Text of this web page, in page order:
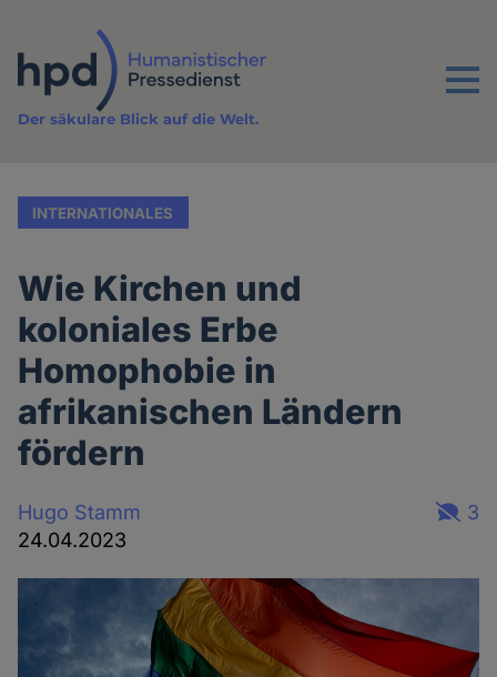
Inhalt
Menu
Der säkulare Blick auf die Welt.
INTERNATIONALES
Wie Kirchen und
koloniales Erbe
Homophobie in
afrikanischen Ländern
fördern
Hugo Stamm
24.04.2023
3